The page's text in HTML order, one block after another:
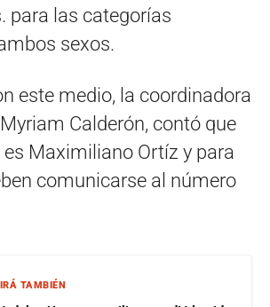
para las categorías
sexos.
este medio, la coordinadora
Calderón, contó que
es Maximiliano Ortíz y para
comunicarse al número
TAMBIÉN